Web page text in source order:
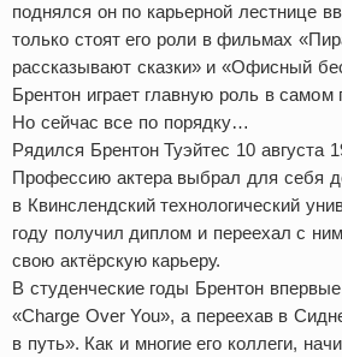
поднялся он по карьерной лестнице
только стоят его роли в фильмах
рассказывают сказки» и «Офисный
Брентон играет главную роль в
Но сейчас все по порядку…
Рядился Брентон Туэйтес 10 августа
Профессию актера выбрал для себя
в Квинслендский технологический
году получил диплом и переехал с
свою актёрскую карьеру.
В студенческие годы Брентон
«Charge Over You», а переехав в
в путь». Как и многие его коллеги,